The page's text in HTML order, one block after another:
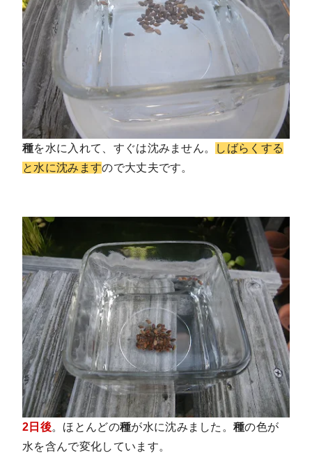
種を水に入れて、すぐは沈みません。
しばらくする
と水に沈みますので大丈夫です。
2日後。 ほとんどの種が水に沈みました 。種の色が
水を含んで変化しています。